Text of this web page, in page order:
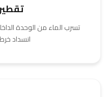
تسرب الماء من الوحدة
انسداد